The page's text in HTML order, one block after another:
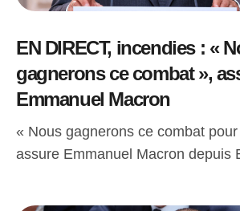
EN DIRECT, incendies : «
gagnerons ce combat »,
Emmanuel Macron
« Nous gagnerons ce combat
assure Emmanuel Macron depuis